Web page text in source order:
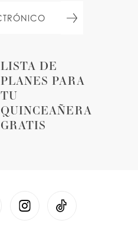
LISTA DE
PLANES PARA
TU
QUINCEAÑERA
GRATIS